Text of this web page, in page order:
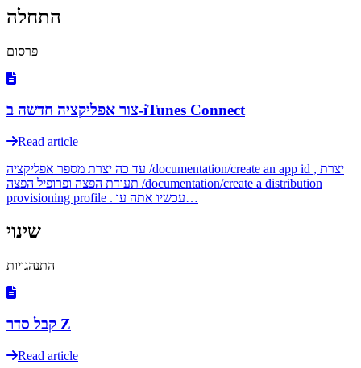
התחלה
פרסום
צור אפליקציה חדשה ב-iTunes Connect
Read article
עד כה יצרת מספר אפליקציה /documentation/create an app id , יצרת
תעודת הפצה ופרופיל הפצה /documentation/create a distribution
provisioning profile . עכשיו אתה עו…
שינוי
התנהגויות
קבל סדר Z
Read article